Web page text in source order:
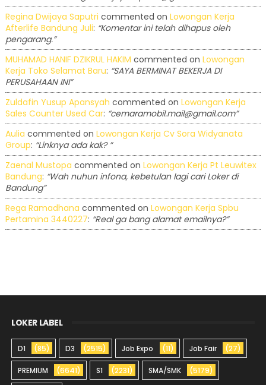
Regina Dwijaya Saputri commented on Lowongan Kerja
Afterlife Bandung Juli: “Komentar ini telah dihapus oleh
pengarang.”
MUHAMAD HANIF DZIKRUL HAKIM commented on Lowongan
Kerja Toko Selamat Baru: “SAYA BERMINAT BEKERJA DI
PERUSAHAAN INI”
Zuldafin Yusup Apansyah commented on Lowongan Kerja
Sales Counter Used Car: “cemaramobil.mail@gmail.com”
Aulia commented on Lowongan Kerja Cv Sora Widyanata
Group: “Linknya ada kak? ”
Zaenal Mustopa commented on Lowongan Kerja Pt Leuwitex
Bandung: “Wah nuhun infona, kebetulan lagi cari Loker di
Bandung”
Rega Ramadhana commented on Lowongan Kerja Spbu
Pertamina 3440227: “Real ga bang alamat emailnya?”
LOKER LABEL
D1 (85) D3 (2515) Job Expo (11) Job Fair (27)
PREMIUM (6641) S1 (2231) SMA/SMK (5179)